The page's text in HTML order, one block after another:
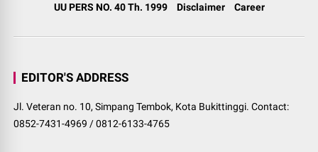
UU PERS NO. 40 Th. 1999
Disclaimer Career
EDITOR'S ADDRESS
Jl. Veteran no. 10, Simpang Tembok, Kota Bukittinggi. Contact:
0852-7431-4969 / 0812-6133-4765